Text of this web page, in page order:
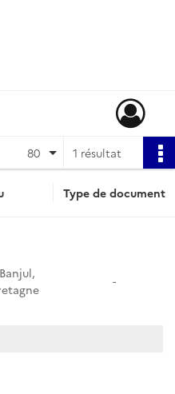
1 résultat
80
Type de document
-